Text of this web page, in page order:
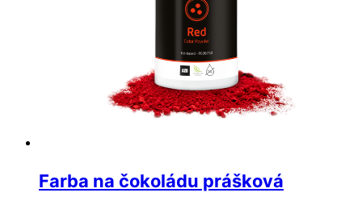
Farba na čokoládu prášková